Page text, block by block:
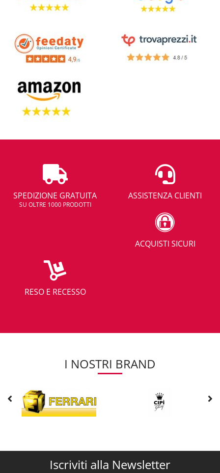
SPEDIZIONE GRATUITA
SU OLTRE 1000 PRODOTTI
ASSISTENZA CLIENTI
ACQUISTI SICURI
RESO E RECESSO
I NOSTRI BRAND
Iscriviti alla Newsletter